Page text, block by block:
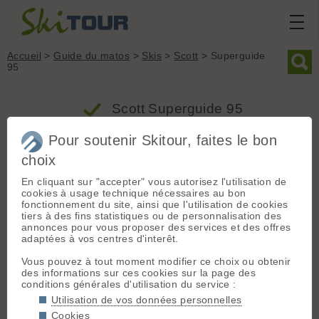
Accueil > Guide du matos > Skis > Scott > Superguide
95
Scott Superguide 95
Poids
2880g
Largeur
95mm
21m
Produit
Groupe : Skis
Marque : Scott
Modèle : Superguide 95
Type : Ski tourisme
Profil : Classique
Taille de référence : 178 cm
Largeur patin : 95 mm (en 178 cm)
Rayon de courbure : 21 m (en 178 cm)
Poids (la paire) : 2880 grammes (en 178 cm)
Pour soutenir Skitour, faites le bon
choix
En cliquant sur "accepter" vous autorisez l'utilisation de
cookies à usage technique nécessaires au bon
fonctionnement du site, ainsi que l'utilisation de cookies
tiers à des fins statistiques ou de personnalisation des
annonces pour vous proposer des services et des offres
adaptées à vos centres d'interêt.
Vous pouvez à tout moment modifier ce choix ou obtenir
des informations sur ces cookies sur la page des
conditions générales d'utilisation du service :
Utilisation de vos données personnelles
Cookies